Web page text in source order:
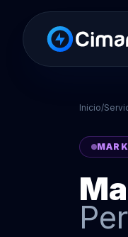
Inicio/